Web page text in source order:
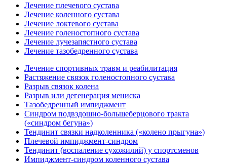
Лечение плечевого сустава
Лечение коленного сустава
Лечение локтевого сустава
Лечение голеностопного сустава
Лечение лучезапястного сустава
Лечение тазобедренного сустава
Лечение спортивных травм и реабилитация
Растяжение связок голеностопного сустава
Разрыв связок колена
Разрыв или дегенерация мениска
Тазобедренный импиджмент
Синдром подвздошно-большеберцового тракта
(«синдром бегуна»)
Тендинит связки надколенника («колено прыгуна»)
Плечевой импиджмент-синдром
Тендинит (воспаление сухожилий) у спортсменов
Импиджмент-синдром коленного сустава